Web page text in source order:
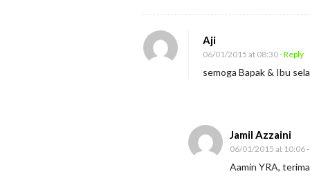
Aji
06/01/2015 at 08:30- Reply
semoga Bapak & Ibu
Jamil Azzaini
06/01/2015 at 10:06
Aamin YRA,